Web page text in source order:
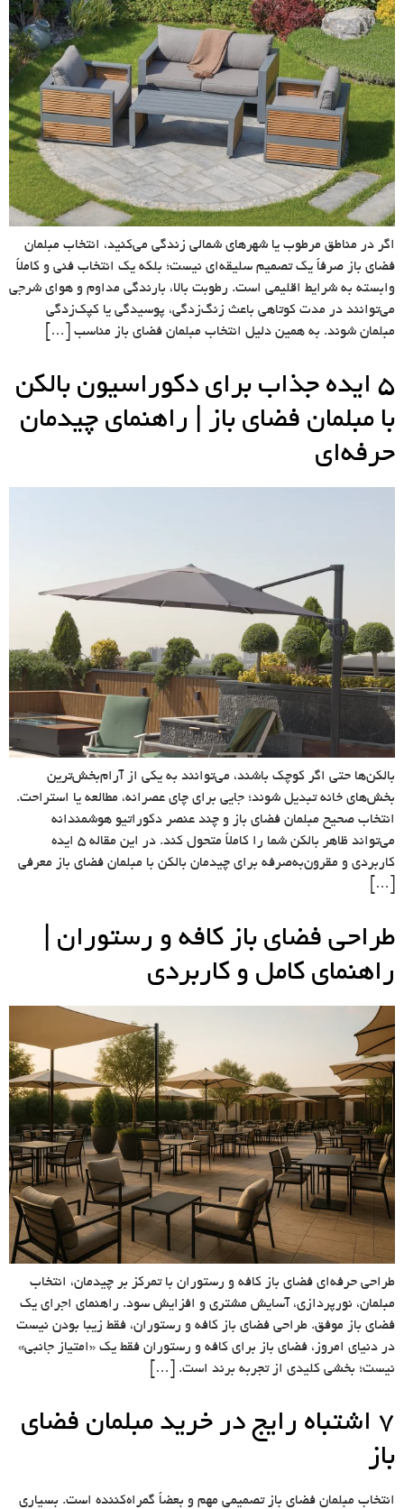
اگر در مناطق مرطوب یا شهرهای شمالی زندگی می‌کنید، انتخاب مبلمان
فضای باز صرفاً یک تصمیم سلیقه‌ای نیست؛ بلکه یک انتخاب فنی و کاملاً
وابسته به شرایط اقلیمی است. رطوبت بالا، بارندگی مداوم و هوای شرجی
می‌توانند در مدت کوتاهی باعث زنگ‌زدگی، پوسیدگی یا کپک‌زدگی
مبلمان شوند. به همین دلیل انتخاب مبلمان فضای باز مناسب […]
۵ ایده جذاب برای دکوراسیون بالکن
با مبلمان فضای باز | راهنمای چیدمان
حرفه‌ای
بالکن‌ها حتی اگر کوچک باشند، می‌توانند به یکی از آرام‌بخش‌ترین
بخش‌های خانه تبدیل شوند؛ جایی برای چای عصرانه، مطالعه یا استراحت.
انتخاب صحیح مبلمان فضای باز و چند عنصر دکوراتیو هوشمندانه
می‌تواند ظاهر بالکن شما را کاملاً متحول کند. در این مقاله ۵ ایده
کاربردی و مقرون‌به‌صرفه برای چیدمان بالکن با مبلمان فضای باز معرفی
[…]
طراحی فضای باز کافه و رستوران |
راهنمای کامل و کاربردی
طراحی حرفه‌ای فضای باز کافه و رستوران با تمرکز بر چیدمان، انتخاب
مبلمان، نورپردازی، آسایش مشتری و افزایش سود. راهنمای اجرای یک
فضای باز موفق. طراحی فضای باز کافه و رستوران، فقط زیبا بودن نیست
در دنیای امروز، فضای باز برای کافه و رستوران فقط یک «امتیاز جانبی»
نیست؛ بخشی کلیدی از تجربه برند است. […]
۷ اشتباه رایج در خرید مبلمان فضای
باز
انتخاب مبلمان فضای باز تصمیمی مهم و بعضاً گمراه‌کننده است. بسیاری